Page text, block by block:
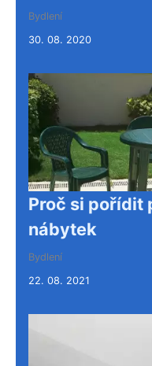
Bydlení
30. 08. 2020
Proč si pořídit
nábytek
Bydlení
22. 08. 2021